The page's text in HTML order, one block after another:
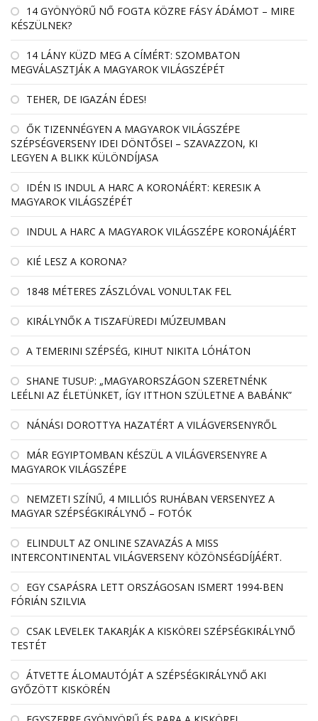
14 GYÖNYÖRŰ NŐ FOGTA KÖZRE FÁSY ÁDÁMOT – MIRE
KÉSZÜLNEK?
14 LÁNY KÜZD MEG A CÍMÉRT: SZOMBATON
MEGVÁLASZTJÁK A MAGYAROK VILÁGSZÉPÉT
TEHER, DE IGAZÁN ÉDES!
ŐK TIZENNÉGYEN A MAGYAROK VILÁGSZÉPE
SZÉPSÉGVERSENY IDEI DÖNTŐSEI – SZAVAZZON, KI
LEGYEN A BLIKK KÜLÖNDÍJASA
IDÉN IS INDUL A HARC A KORONÁÉRT: KERESIK A
MAGYAROK VILÁGSZÉPÉT
INDUL A HARC A MAGYAROK VILÁGSZÉPE KORONÁJÁÉRT
KIÉ LESZ A KORONA?
1848 MÉTERES ZÁSZLÓVAL VONULTAK FEL
KIRÁLYNŐK A TISZAFÜREDI MÚZEUMBAN
A TEMERINI SZÉPSÉG, KIHUT NIKITA LÓHÁTON
SHANE TUSUP: „MAGYARORSZÁGON SZERETNÉNK
LEÉLNI AZ ÉLETÜNKET, ÍGY ITTHON SZÜLETNE A BABÁNK”
NÁNÁSI DOROTTYA HAZATÉRT A VILÁGVERSENYRŐL
MÁR EGYIPTOMBAN KÉSZÜL A VILÁGVERSENYRE A
MAGYAROK VILÁGSZÉPE
NEMZETI SZÍNŰ, 4 MILLIÓS RUHÁBAN VERSENYEZ A
MAGYAR SZÉPSÉGKIRÁLYNŐ – FOTÓK
ELINDULT AZ ONLINE SZAVAZÁS A MISS
INTERCONTINENTAL VILÁGVERSENY KÖZÖNSÉGDÍJÁÉRT.
EGY CSAPÁSRA LETT ORSZÁGOSAN ISMERT 1994-BEN
FÓRIÁN SZILVIA
CSAK LEVELEK TAKARJÁK A KISKÖREI SZÉPSÉGKIRÁLYNŐ
TESTÉT
ÁTVETTE ÁLOMAUTÓJÁT A SZÉPSÉGKIRÁLYNŐ AKI
GYŐZÖTT KISKÖRÉN